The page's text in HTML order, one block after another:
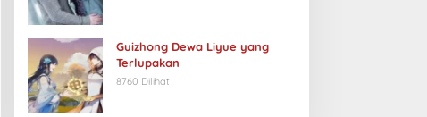
Guizhong Dewa Liyue yang
Terlupakan
8760 Dilihat